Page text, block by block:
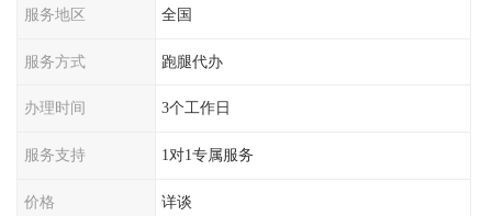
服务地区 全国
服务方式 跑腿代办
办理时间 3个工作日
服务支持 1对1专属服务
价格 详谈